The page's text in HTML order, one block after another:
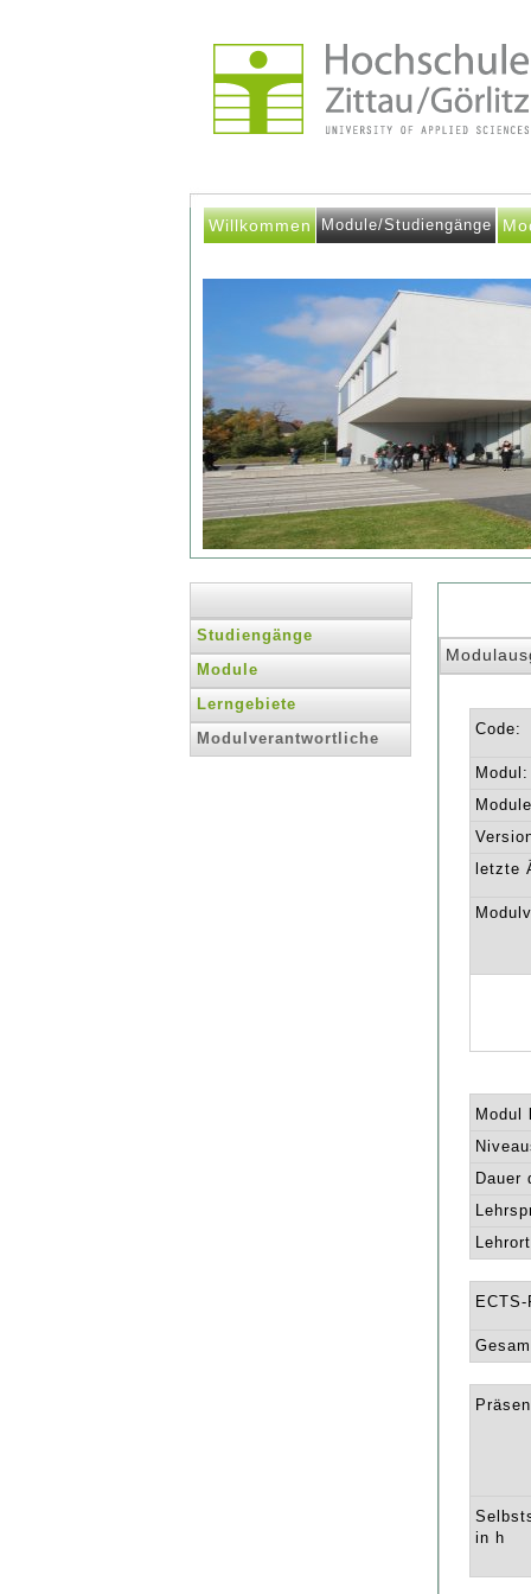
Willkommen Module/Studiengänge
Studiengänge
Module
Lerngebiete
Modulverantwortliche
Code:
Modul:
letzte
Modul
Dauer
in h